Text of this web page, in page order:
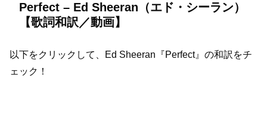
Perfect – Ed Sheeran（エド・シーラン）
【歌詞和訳／動画】
以下をクリックして、Ed Sheeran『Perfect』の和訳をチ
ェック！